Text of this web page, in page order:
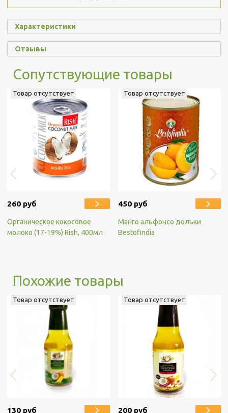
Характеристики
Отзывы
Сопутствующие товары
Товар отсутствует
260 руб
Органическое кокосовое
молоко (17-19%) Rish, 400мл
Товар отсутствует
450 руб
Манго альфонсо дольки
Bestofindia
Похожие товары
Товар отсутствует
130 руб
Товар отсутствует
200 руб